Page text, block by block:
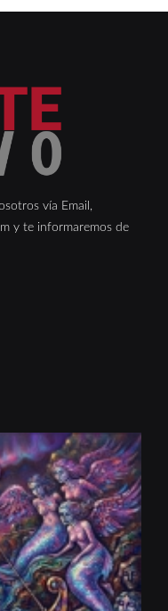
vía Email,
y te informaremos de